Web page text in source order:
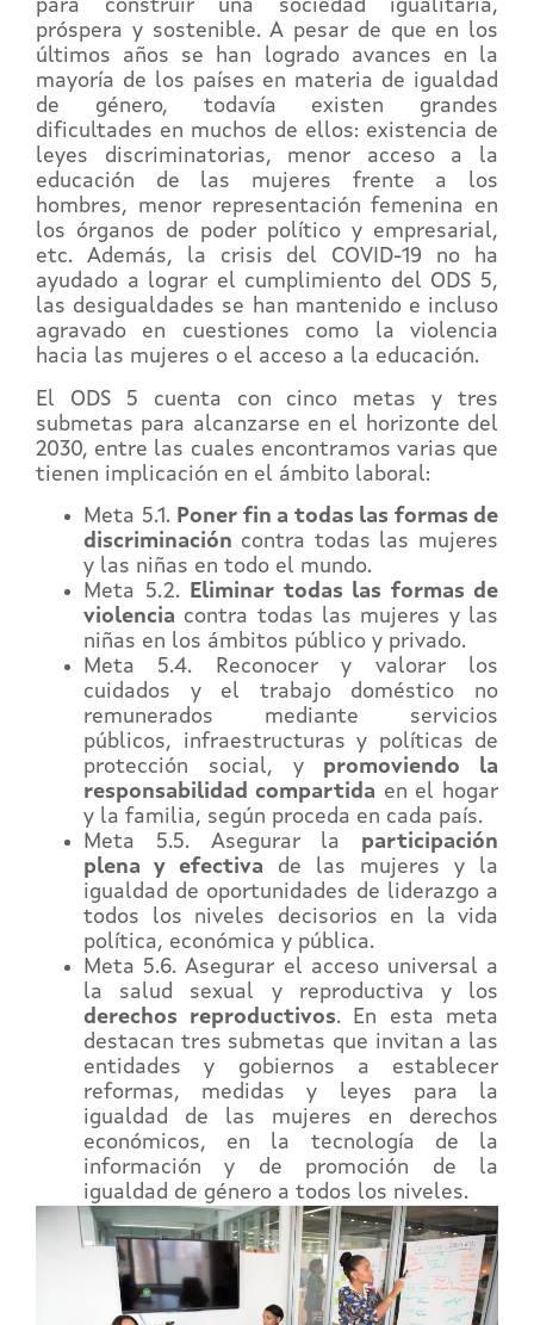
para construir una sociedad igualitaria,
próspera y sostenible. A pesar de que en los
últimos años se han logrado avances en la
mayoría de los países en materia de igualdad
de género, todavía existen grandes
dificultades en muchos de ellos: existencia de
leyes discriminatorias, menor acceso a la
educación de las mujeres frente a los
hombres, menor representación femenina en
los órganos de poder político y empresarial,
etc. Además, la crisis del COVID-19 no ha
ayudado a lograr el cumplimiento del ODS 5,
las desigualdades se han mantenido e incluso
agravado en cuestiones como la violencia
hacia las mujeres o el acceso a la educación.
El ODS 5 cuenta con cinco metas y tres
submetas para alcanzarse en el horizonte del
2030, entre las cuales encontramos varias que
tienen implicación en el ámbito laboral:
Meta 5.1. Poner fin a todas las formas de
discriminación contra todas las mujeres
y las niñas en todo el mundo.
Meta 5.2.
Eliminar todas las formas de
violencia contra todas las mujeres y las
niñas en los ámbitos público y privado.
Meta 5.4. Reconocer y valorar los
cuidados y el trabajo doméstico no
remunerados mediante servicios
públicos, infraestructuras y políticas de
protección social, y promoviendo la
responsabilidad compartida en el hogar
y la familia, según proceda en cada país.
Meta 5.5. Asegurar la participación
plena y efectiva de las mujeres y la
igualdad de oportunidades de liderazgo a
todos los niveles decisorios en la vida
política, económica y pública.
Meta 5.6. Asegurar el acceso universal a
la salud sexual y reproductiva y los
derechos reproductivos. En esta meta
destacan tres submetas que invitan a las
entidades y gobiernos a establecer
reformas, medidas y leyes para la
igualdad de las mujeres en derechos
económicos, en la tecnología de la
información y de promoción de la
igualdad de género a todos los niveles.